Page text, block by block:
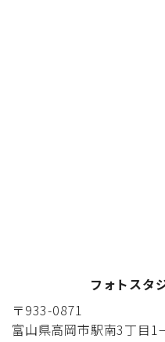
フォトスタ
〒933-0871
富山県高岡市駅南3丁目